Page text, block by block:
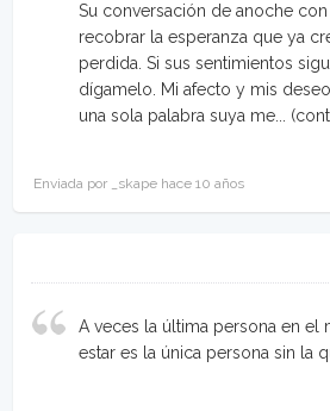
Su conversación de anoche
recobrar la esperanza que ya
perdida. Si sus sentimientos
dígamelo. Mi afecto y mis
una sola palabra suya me...
Enviada por _skape hace 10 años
A veces la última persona en el
estar es la única persona sin la